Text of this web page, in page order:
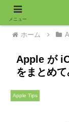
ホーム
Apple が
をまとめて
Apple Tips
メニュー